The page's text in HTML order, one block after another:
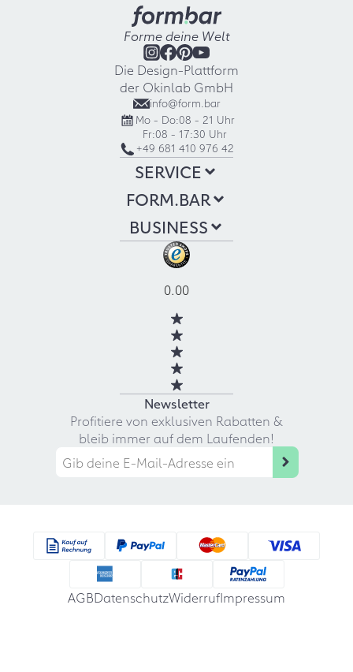
Forme deine Welt
Die Design-Plattform
der Okinlab GmbH
info@form.bar
Mo - Do:08 - 21 Uhr
Fr:08 - 17:30 Uhr
+49 681 410 976 42
SERVICE
FORM.BAR
BUSINESS
0.00
Newsletter
Profitiere von exklusiven Rabatten &
bleib immer auf dem Laufenden!
AGBDatenschutzWiderrufImpressum